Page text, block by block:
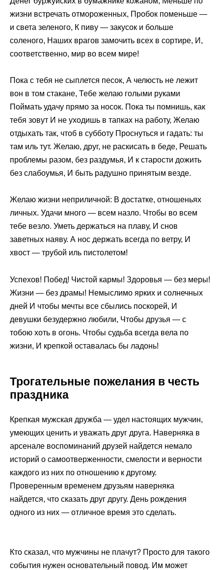
жизни встречать отмороженных, Пробок поменьше —
и света зеленого, К пиву — закусок и больше
соленого, Наших врагов замочить всех в сортире, И,
соответственно, мир во всем мире!
Пока с тебя не сыплется песок, А челюсть не лежит
вон в том стакане, Тебе желаю голыми руками
Поймать удачу прямо за носок. Пока ты помнишь, как
тебя зовут И не уходишь в тапках на работу, Желаю
отдыхать так, чтоб в субботу Проснуться и гадать: ты
там иль тут. Желаю, друг, не раскисать в беде, Решать
проблемы разом, без раздумья, И к старости дожить
без слабоумья, И быть радушно принятым везде.
Желаю жизни неприличной: В достатке, отношеньях
личных. Удачи много — всем назло. Чтобы во всем
тебе везло. Уметь держаться на плаву, И снов
заветных наяву. А нос держать всегда по ветру, И
хвост — трубой иль пистолетом!
Успехов! Побед! Чистой кармы! Здоровья — без меры!
Жизни — без драмы! Немыслимо ярких и солнечных
дней И чтобы мечты все сбылись поскорей, И
девушки безудержно любили, Чтобы друзья — с
тобою хоть в огонь. Чтобы судьба всегда вела по
жизни, И крепкой оставалась бы ладонь!
Трогательные пожелания в честь
праздника
Крепкая мужская дружба — удел настоящих мужчин,
умеющих ценить и уважать друг друга. Наверняка в
арсенале воспоминаний друзей найдется немало
историй о самоотверженности, смелости и верности
каждого из них по отношению к другому.
Проверенным временем друзьям наверняка
найдется, что сказать друг другу. День рождения
одного из них — отличное время это сделать.
Кто сказал, что мужчины не плачут? Просто для такого
события нужен основательный повод. Им может